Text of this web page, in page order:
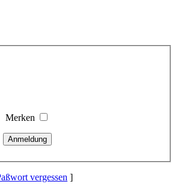
Merken
Anmeldung
vergessen ]